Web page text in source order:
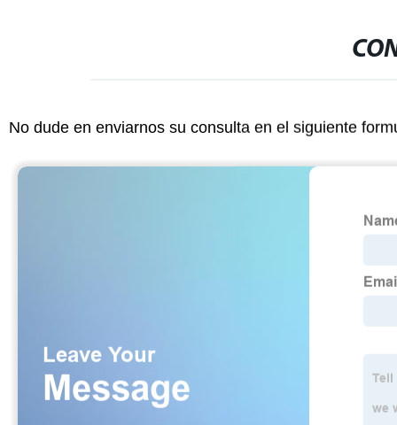
No dude en enviarnos su consulta en el siguiente